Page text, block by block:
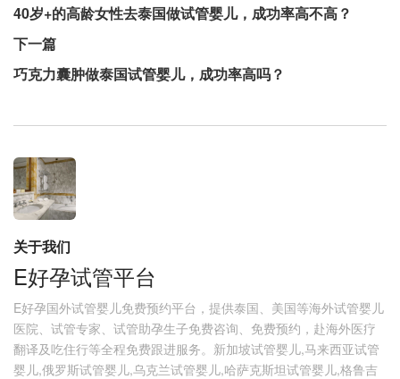
40岁+的高龄女性去泰国做试管婴儿，成功率高不高？
下一篇
巧克力囊肿做泰国试管婴儿，成功率高吗？
关于我们
E好孕试管平台
E好孕国外试管婴儿免费预约平台，提供泰国、美国等海外试管婴儿
医院、试管专家、试管助孕生子免费咨询、免费预约，赴海外医疗
翻译及吃住行等全程免费跟进服务。新加坡试管婴儿,马来西亚试管
婴儿,俄罗斯试管婴儿,乌克兰试管婴儿,哈萨克斯坦试管婴儿,格鲁吉